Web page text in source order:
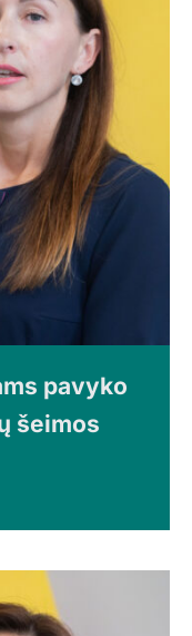
pavyko
šeimos